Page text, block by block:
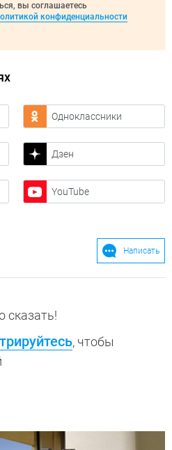
вы соглашаетесь
конфиденциальности
Одноклассники
Дзен
YouTube
Написать
сказать!
, чтобы